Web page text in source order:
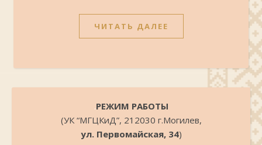
ЧИТАТЬ ДАЛЕЕ
.РЕЖИМ РАБОТЫ
(УК “МГЦКиД”, 212030 г.Могилев,
ул. Первомайская, 34)